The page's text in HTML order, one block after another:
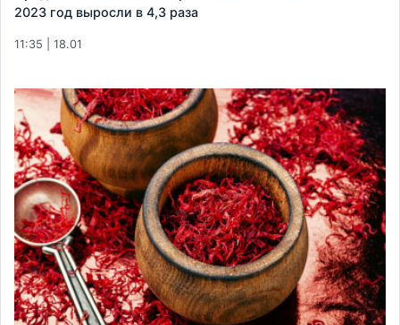
2023 год выросли в 4,3 раза
11:35 | 18.01